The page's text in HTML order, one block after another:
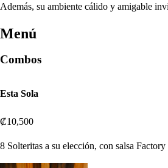
Además, su ambiente cálido y amigable
Menú
Combos
Esta Sola
₡10,500
8 Solteritas a su elección, con salsa Factory